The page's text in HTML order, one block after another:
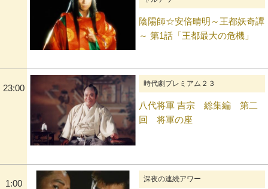
陰陽師☆安倍晴明～王都妖奇譚
～ 第1話「王都最大の危機」
23:00 時代劇プレミアム２３
八代将軍 吉宗 総集編 第二
回 将軍の座
1:00 深夜の連続アワー